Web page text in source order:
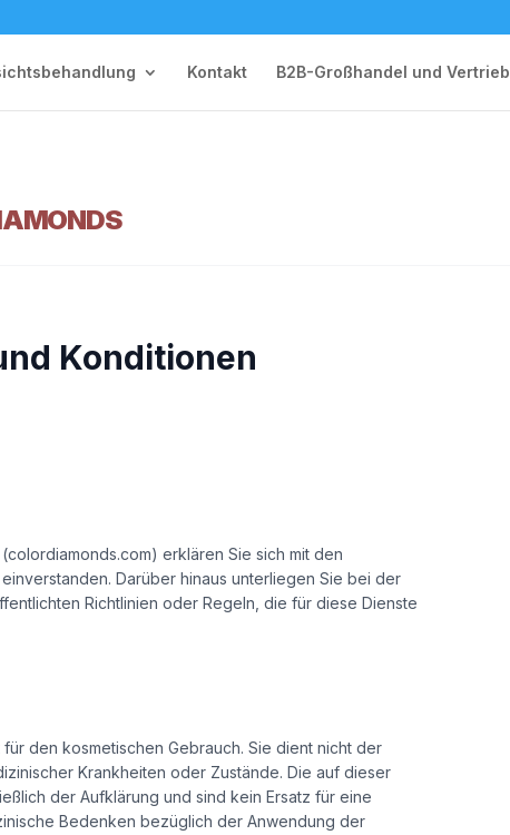
Kontakt B2B-Großhandel und Vertrieb
Konditionen
erklären Sie sich mit den
Darüber hinaus unterliegen Sie bei der
Richtlinien oder Regeln, die für diese Dienste
den kosmetischen Gebrauch. Sie dient nicht der
Krankheiten oder Zustände. Die auf dieser
der Aufklärung und sind kein Ersatz für eine
Bedenken bezüglich der Anwendung der